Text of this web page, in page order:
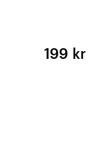
199 kr